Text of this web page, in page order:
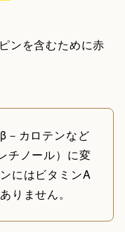
ンを含むために赤
－カロテンなど
チノール）に変
にはビタミンA
りません。